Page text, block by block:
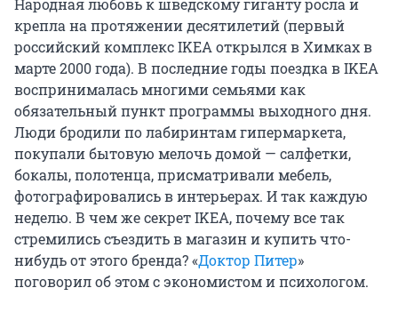
Народная любовь к шведскому гиганту росла и
крепла на протяжении десятилетий (первый
российский комплекс IKEA открылся в Химках в
марте 2000 года). В последние годы поездка в IKEA
воспринималась многими семьями как
обязательный пункт программы выходного дня.
Люди бродили по лабиринтам гипермаркета,
покупали бытовую мелочь домой — салфетки,
бокалы, полотенца, присматривали мебель,
фотографировались в интерьерах. И так каждую
неделю. В чем же секрет IKEA, почему все так
стремились съездить в магазин и купить что-
нибудь от этого бренда? «Доктор Питер»
поговорил об этом с экономистом и психологом.